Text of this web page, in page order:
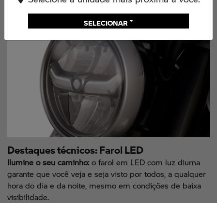
Destaques técnicos: Farol LED
Ilumine o seu caminho:o farol em LED com luz diurna
garante que você veja e seja visto por todos, a qualquer
hora do dia e da noite, mesmo em condições de baixa
visibilidade.
SELECIONAR